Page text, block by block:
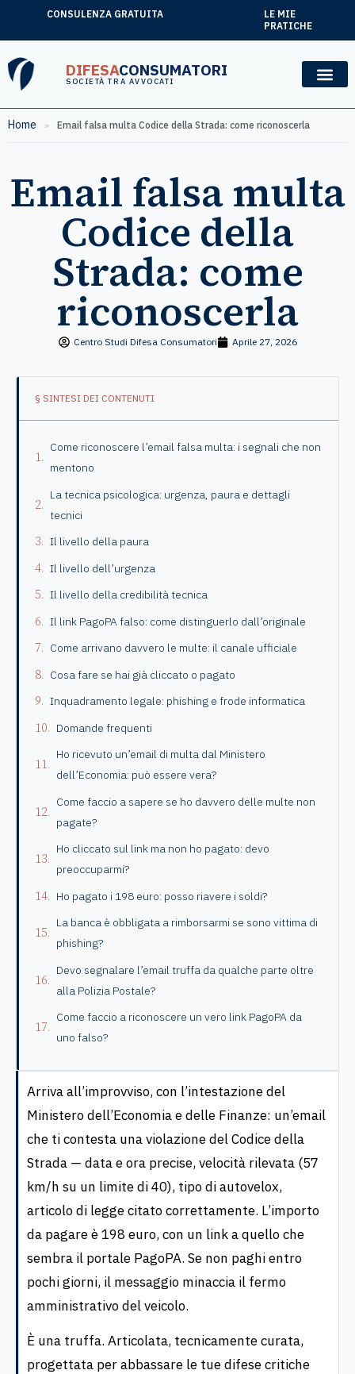
CONSULENZA GRATUITA
LE MIE
PRATICHE
DIFESACONSUMATORI
SOCIETÀ TRA AVVOCATI
Home » Email falsa multa Codice della Strada: come riconoscerla
Email falsa multa
Codice della
Strada: come
riconoscerla
Centro Studi Difesa Consumatori Aprile 27, 2026
§ SINTESI DEI CONTENUTI
Come riconoscere l’email falsa multa: i segnali che non
mentono
La tecnica psicologica: urgenza, paura e dettagli
tecnici
Il livello della paura
Il livello dell’urgenza
Il livello della credibilità tecnica
Il link PagoPA falso: come distinguerlo dall’originale
Come arrivano davvero le multe: il canale ufficiale
Cosa fare se hai già cliccato o pagato
Inquadramento legale: phishing e frode informatica
Domande frequenti
Ho ricevuto un’email di multa dal Ministero
dell’Economia: può essere vera?
Come faccio a sapere se ho davvero delle multe non
pagate?
Ho cliccato sul link ma non ho pagato: devo
preoccuparmi?
Ho pagato i 198 euro: posso riavere i soldi?
La banca è obbligata a rimborsarmi se sono vittima di
phishing?
Devo segnalare l’email truffa da qualche parte oltre
alla Polizia Postale?
Come faccio a riconoscere un vero link PagoPA da
uno falso?
Arriva all’improvviso, con l’intestazione del
Ministero dell’Economia e delle Finanze: un’email
che ti contesta una violazione del Codice della
Strada — data e ora precise, velocità rilevata (57
km/h su un limite di 40), tipo di autovelox,
articolo di legge citato correttamente. L’importo
da pagare è 198 euro, con un link a quello che
sembra il portale PagoPA. Se non paghi entro
pochi giorni, il messaggio minaccia il fermo
amministrativo del veicolo.
È una truffa. Articolata, tecnicamente curata,
progettata per abbassare le tue difese critiche